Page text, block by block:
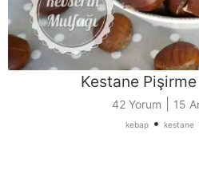
Kestane
42 Yorum 15
kebap• kestane